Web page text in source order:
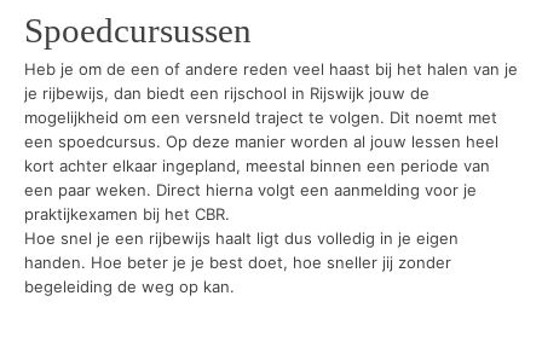
Spoedcursussen
Heb je om de een of andere reden veel haast bij het halen van je
je rijbewijs, dan biedt een rijschool in Rijswijk jouw de
mogelijkheid om een versneld traject te volgen. Dit noemt met
een spoedcursus. Op deze manier worden al jouw lessen heel
kort achter elkaar ingepland, meestal binnen een periode van
een paar weken. Direct hierna volgt een aanmelding voor je
praktijkexamen bij het CBR.
Hoe snel je een rijbewijs haalt ligt dus volledig in je eigen
handen. Hoe beter je je best doet, hoe sneller jij zonder
begeleiding de weg op kan.